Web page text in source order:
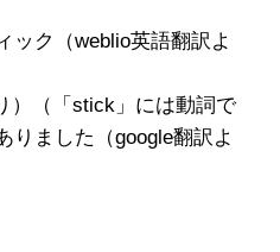
ック（weblio英語翻訳よ
）（「stick」には動詞で
りました（google翻訳よ